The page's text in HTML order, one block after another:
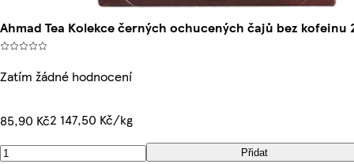
Ahmad Tea Kolekce černých ochucených čajů bez kofeinu
Zatím žádné hodnocení
85,90 Kč2 147,50 Kč/kg
Přidat